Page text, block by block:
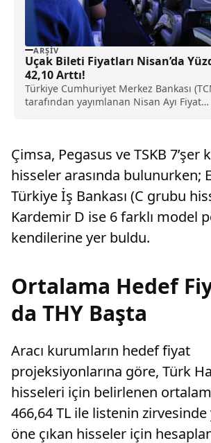
ARŞIV
Uçak Bileti Fiyatları Nisan’da
42,10 Arttı!
Türkiye Cumhuriyet Merkez Bankası
tarafından yayımlanan Nisan Ayı Fiyat
Çimsa, Pegasus ve TSKB 7’şer
hisseler arasında bulunurken;
Türkiye İş Bankası (C grubu
Kardemir D ise 6 farklı model
kendilerine yer buldu.
Ortalama Hedef
da THY Başta
Aracı kurumların hedef fiyat
projeksiyonlarına göre, Türk
hisseleri için belirlenen
466,64 TL ile listenin zirvesinde
öne çıkan hisseler için